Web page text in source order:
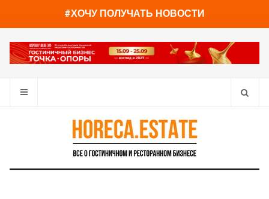
#ХОЧУ ПОЛУЧАТЬ НОВОСТИ